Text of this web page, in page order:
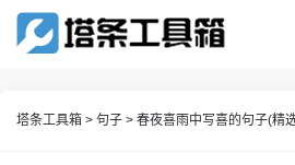
塔条工具箱 > 句子 > 春夜喜雨中写喜的句子(精